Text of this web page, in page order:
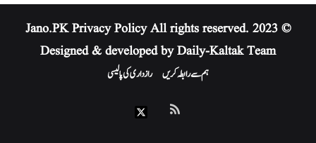
© 2023 Jano.PK
Privacy PolicyAll rights reserved.
Designed & developed by Daily-Kaltak Team
ہم سے رابطہ کریں رازداری کی پالیسی
RSS